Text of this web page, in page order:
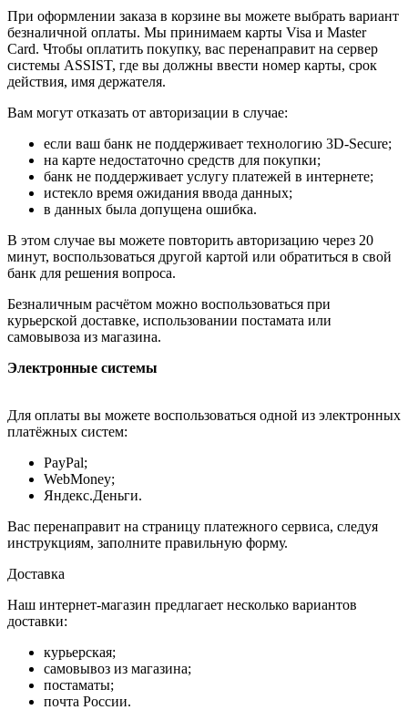
При оформлении заказа в корзине вы можете выбрать вариант
безналичной оплаты. Мы принимаем карты Visa и Master
Card. Чтобы оплатить покупку, вас перенаправит на сервер
системы ASSIST, где вы должны ввести номер карты, срок
действия, имя держателя.
Вам могут отказать от авторизации в случае:
если ваш банк не поддерживает технологию 3D-Secure;
на карте недостаточно средств для покупки;
банк не поддерживает услугу платежей в интернете;
истекло время ожидания ввода данных;
в данных была допущена ошибка.
В этом случае вы можете повторить авторизацию через 20
минут, воспользоваться другой картой или обратиться в свой
банк для решения вопроса.
Безналичным расчётом можно воспользоваться при
курьерской доставке, использовании постамата или
самовывоза из магазина.
Электронные системы
Для оплаты вы можете воспользоваться одной из электронных
платёжных систем:
PayPal;
WebMoney;
Яндекс.Деньги.
Вас перенаправит на страницу платежного сервиса, следуя
инструкциям, заполните правильную форму.
Доставка
Наш интернет-магазин предлагает несколько вариантов
доставки:
курьерская;
самовывоз из магазина;
постаматы;
почта России.